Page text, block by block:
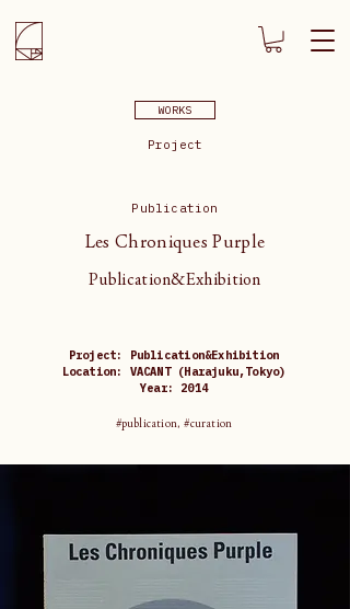
WORKS
Project
Publication
Les Chroniques Purple
Publication&Exhibition
Project: Publication&Exhibition
Location: VACANT (Harajuku,Tokyo)
Year: 2014
#publication, #curation